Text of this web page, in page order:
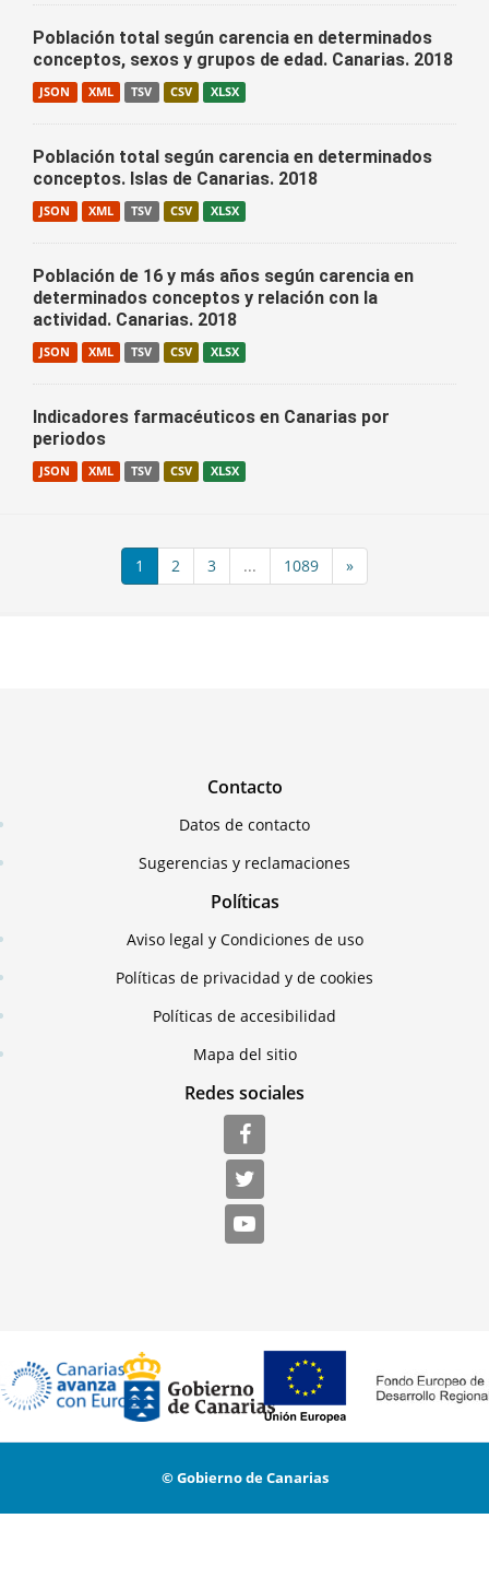
Población total según carencia en determinados
conceptos, sexos y grupos de edad. Canarias. 2018
JSON XML TSV CSV XLSX
Población total según carencia en determinados
conceptos. Islas de Canarias. 2018
JSON XML TSV CSV XLSX
Población de 16 y más años según carencia en
determinados conceptos y relación con la
actividad. Canarias. 2018
JSON XML TSV CSV XLSX
Indicadores farmacéuticos en Canarias por
periodos
JSON XML TSV CSV XLSX
1 2 3 ... 1089 »
Contacto
Datos de contacto
Sugerencias y reclamaciones
Políticas
Aviso legal y Condiciones de uso
Políticas de privacidad y de cookies
Políticas de accesibilidad
Mapa del sitio
Redes sociales
© Gobierno de Canarias